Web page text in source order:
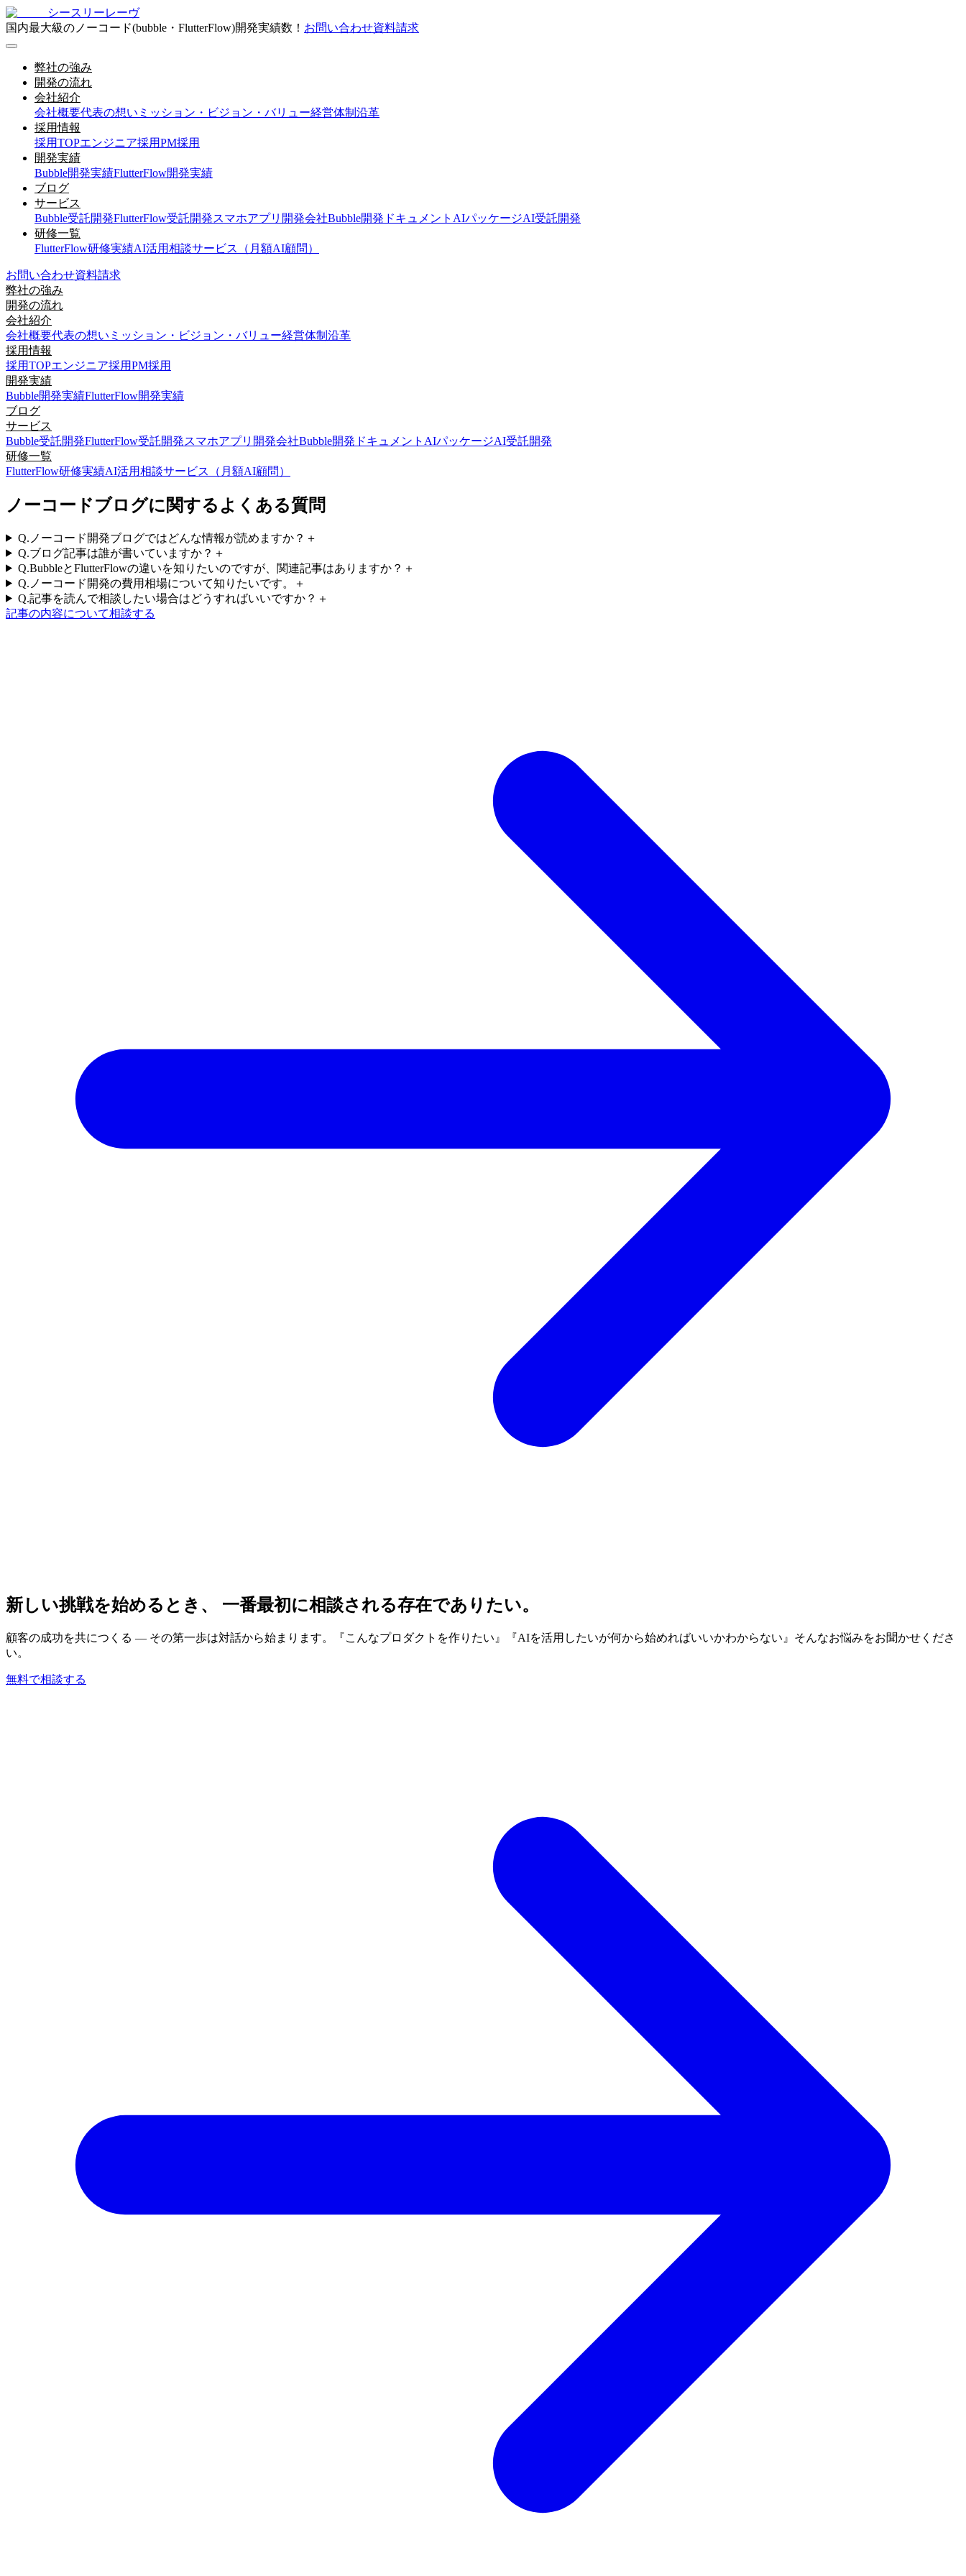
シースリーレーヴ
国内最大級のノーコード(bubble・FlutterFlow)開発実績数！ お問い合わせ資料請求
弊社の強み
開発の流れ
会社紹介
会社概要代表の想い ミッション・ビジョン・バリュー経営体制 沿革
採用情報
採用TOPエンジニア採用PM採用
開発実績
Bubble開発実績FlutterFlow開発実績
ブログ
サービス
Bubble受託開発FlutterFlow受託開発スマホアプリ開発会社Bubble開発ドキュメント AIパッケージAI受託開発
研修一覧
FlutterFlow研修実績AI活用相談サービス（月額AI顧問）
お問い合わせ資料請求
弊社の強み
開発の流れ
会社紹介
会社概要代表の想い ミッション・ビジョン・バリュー経営体制 沿革
採用情報
採用TOPエンジニア採用PM採用
開発実績
Bubble開発実績FlutterFlow開発実績
ブログ
サービス
Bubble受託開発FlutterFlow受託開発スマホアプリ開発会社Bubble開発ドキュメント AIパッケージAI受託開発
研修一覧
FlutterFlow研修実績AI活用相談サービス（月額AI顧問）
ノーコードブログに関するよくある質問
Q. ノーコード開発ブログではどんな情報が読めますか？ ＋
Q.ブログ記事は誰が書いていますか？ ＋
Q.BubbleとFlutterFlowの違いを知りたいのですが、関連記事はありますか？ ＋
Q. ノーコード開発の費用相場について知りたいです。
＋
Q.記事を読んで相談したい場合はどうすればいいですか？ ＋
記事の内容について相談する
新しい挑戦を始めるとき、 一番最初に相談される存在でありたい。
顧客の成功を共につくる — その第一歩は対話から始まります。『こんなプロダクトを作りたい』『AIを活用したいが何から始めればいいかわからない』そんなお悩みをお聞かせくださ
い。
無料で相談する